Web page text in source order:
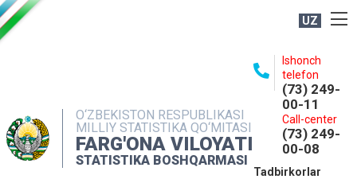
UZ
O‘ZBEKISTON RESPUBLIKASI
MILLIY STATISTIKA QO‘MITASI
FARG'ONA VILOYATI
STATISTIKA BOSHQARMASI
Ishonch
telefon
(73) 249-
00-11
Call-center
(73) 249-
00-08
Tadbirkorlar
NASHRLAR
INTERAKTIV XIZMATLAR
MATBUOT XIZMATI